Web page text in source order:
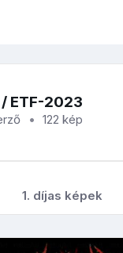
/ ETF-2023
122 kép
1. díjas képek